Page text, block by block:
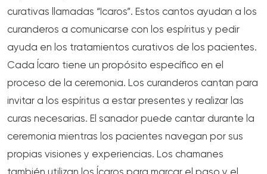
curativas llamadas “Icaros”. Estos cantos ayudan a los
curanderos a comunicarse con los espíritus y pedir
ayuda en los tratamientos curativos de los pacientes.
Cada Ícaro tiene un propósito específico en el
proceso de la ceremonia. Los curanderos cantan para
invitar a los espíritus a estar presentes y realizar las
curas necesarias. El sanador puede cantar durante la
ceremonia mientras los pacientes navegan por sus
propias visiones y experiencias. Los chamanes